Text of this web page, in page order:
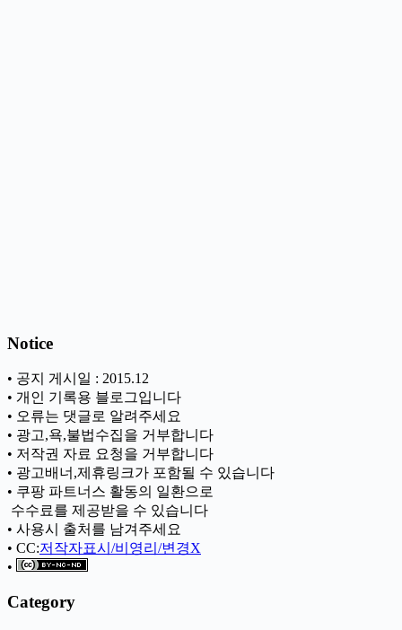
Notice
• 공지 게시일 : 2015.12
• 개인 기록용 블로그입니다
• 오류는 댓글로 알려주세요
• 광고,욕,불법수집을 거부합니다
• 저작권 자료 요청을 거부합니다
• 광고배너,제휴링크가 포함될 수 있습니다
• 쿠팡 파트너스 활동의 일환으로
ㅤ 수수료를 제공받을 수 있습니다
• 사용시 출처를 남겨주세요
• CC:저작자표시/비영리/변경X
•
Category